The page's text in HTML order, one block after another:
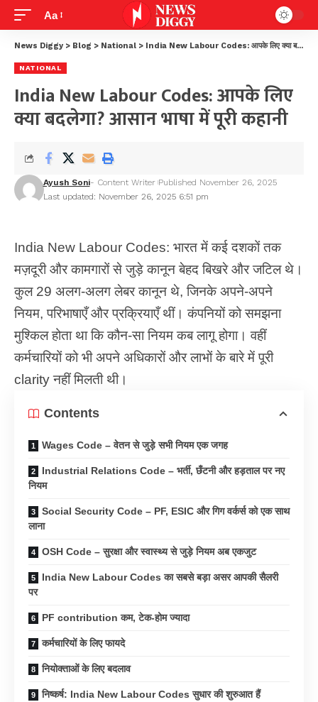
Aa
News Diggy > Blog > National > India New Labour Codes: आपके लिए क्या बदलेगा? आसान भाषा में पूरी कहानी
NATIONAL
India New Labour Codes: आपके लिए
क्या बदलेगा? आसान भाषा में पूरी कहानी
Last updated: November 26, 2025 6:51 pm
Ayush Soni- Content Writer Published November 26, 2025
India New Labour Codes: भारत में कई दशकों तक
मज़दूरी और कामगारों से जुड़े कानून बेहद बिखरे और जटिल थे।
कुल 29 अलग-अलग लेबर कानून थे, जिनके अपने-अपने
नियम, परिभाषाएँ और प्रक्रियाएँ थीं। कंपनियों को समझना
मुश्किल होता था कि कौन-सा नियम कब लागू होगा। वहीं
कर्मचारियों को भी अपने अधिकारों और लाभों के बारे में पूरी
clarity नहीं मिलती थी।
Contents
Wages Code – वेतन से जुड़े सभी नियम एक जगह
Industrial Relations Code – भर्ती, छँटनी और हड़ताल पर नए
नियम
Social Security Code – PF, ESIC और गिग वर्कर्स को एक साथ
लाना
OSH Code – सुरक्षा और स्वास्थ्य से जुड़े नियम अब एकजुट
India New Labour Codes का सबसे बड़ा असर आपकी सैलरी
पर
PF contribution कम, टेक-होम ज्यादा
कर्मचारियों के लिए फायदे
नियोक्ताओं के लिए बदलाव
निष्कर्ष: India New Labour Codes सुधार की शुरुआत हैं